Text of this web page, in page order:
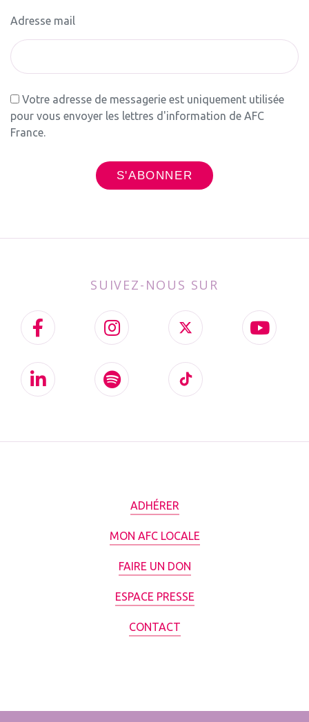
Adresse mail
Votre adresse de messagerie est uniquement utilisée
pour vous envoyer les lettres d'information de AFC
France.
SUIVEZ-NOUS SUR
ADHÉRER
MON AFC LOCALE
FAIRE UN DON
ESPACE PRESSE
CONTACT